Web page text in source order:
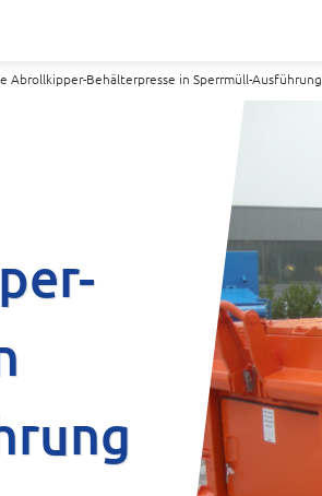
Behälterpresse in Sperrmüll-Ausführung